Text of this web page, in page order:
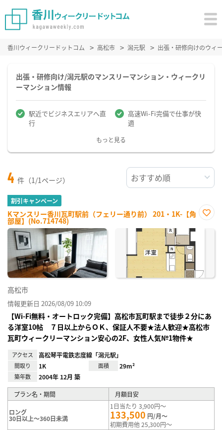
香川ウィークリードットコム 高松市 潟元駅 出張・研修向けのウィ
出張・研修向け/潟元駅のマンスリーマンション・ウィークリ
ーマンション情報
駅近でビジネスエリアへ直
行
高速Wi-Fi完備で仕事が快
適
もっと見る
4 件（1/1ページ）
割引キャンペーン
Kマンスリー香川瓦町駅前（フェリー通り前） 201・1K-【角
部屋】(No.714748)
に入
高松市
情報更新日 2026/08/09 10:09
【Wi-Fi無料・オートロック完備】高松市瓦町駅まで徒歩２分にあ
る洋室10帖 ７日以上からＯＫ、保証人不要★法人歓迎★高松市
瓦町ウィークリーマンション安心の2F、女性人気№1物件★
アクセス 高松琴平電鉄志度線「潟元駅」
間取り 1K 面積 29m²
築年数 2004年 12月 築
プラン名・期間 月額目安
ロング
30日以上～360日未満
1日当たり 3,900円～
133,500 円/月～
初期費用他 25,300円～